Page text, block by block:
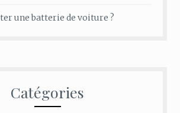
une batterie de voiture ?
Catégories